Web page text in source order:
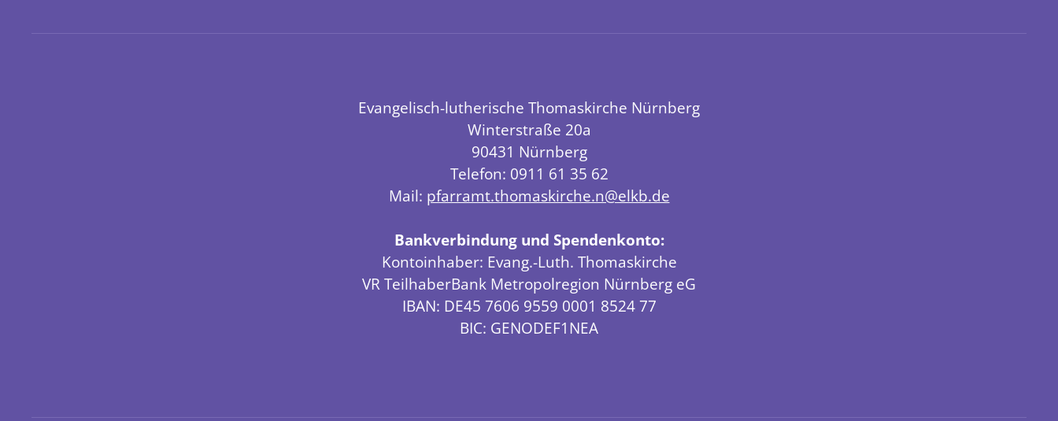
Evangelisch-lutherische Thomaskirche Nürnberg
Winterstraße 20a
90431 Nürnberg
Telefon: 0911 61 35 62
Mail: pfarramt.thomaskirche.n@elkb.de
Bankverbindung und Spendenkonto:
Kontoinhaber: Evang.-Luth. Thomaskirche
VR TeilhaberBank Metropolregion Nürnberg eG
IBAN: DE45 7606 9559 0001 8524 77
BIC: GENODEF1NEA